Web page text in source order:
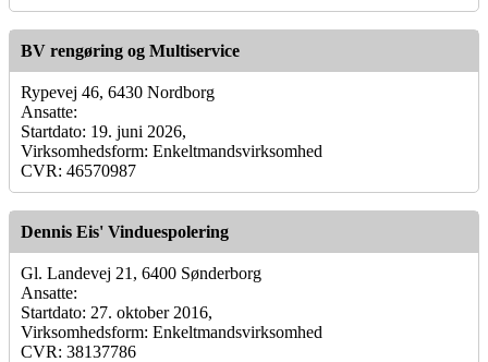
BV rengøring og Multiservice
Rypevej 46, 6430 Nordborg
Ansatte:
Startdato: 19. juni 2026,
Virksomhedsform: Enkeltmandsvirksomhed
CVR: 46570987
Dennis Eis' Vinduespolering
Gl. Landevej 21, 6400 Sønderborg
Ansatte:
Startdato: 27. oktober 2016,
Virksomhedsform: Enkeltmandsvirksomhed
CVR: 38137786